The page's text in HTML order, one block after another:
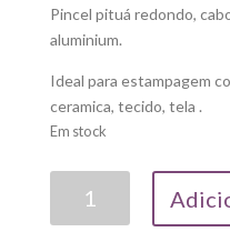
Pincel pituá redondo,
aluminium.
Ideal para estampagem
ceramica, tecido, tela .
Em stock